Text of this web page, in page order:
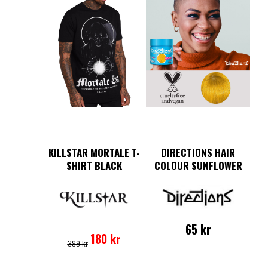
KILLSTAR MORTALE T-
SHIRT BLACK
399kr priset
180 kr
DIRECTIONS HAIR
COLOUR SUNFLOWER
65 kr